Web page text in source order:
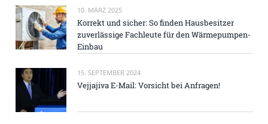
10. MÄRZ 2025
Korrekt und sicher: So finden Hausbesitzer
zuverlässige Fachleute für den Wärmepumpen-
Einbau
15. SEPTEMBER 2024
Vejjajiva E-Mail: Vorsicht bei Anfragen!